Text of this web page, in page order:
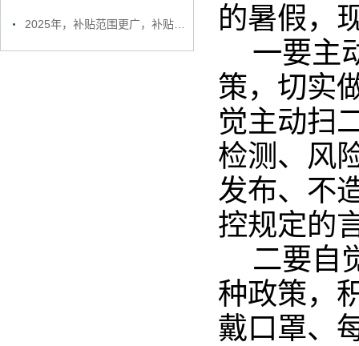
的暑假，
一要主
策，切实
觉主动扫
检测、风
发布、不
控规定的
二要自
种政策，
戴口罩、